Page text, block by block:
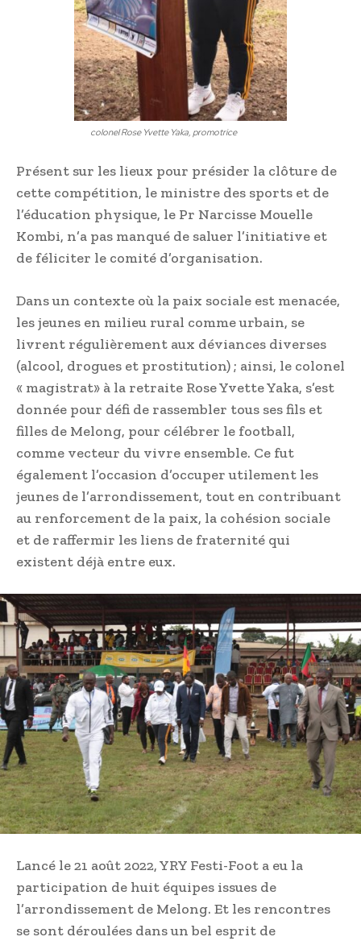
colonel Rose Yvette Yaka, promotrice
Présent sur les lieux pour présider la clôture de
cette compétition, le ministre des sports et de
l’éducation physique, le Pr Narcisse Mouelle
Kombi, n’a pas manqué de saluer l’initiative et
de féliciter le comité d’organisation.
Dans un contexte où la paix sociale est menacée,
les jeunes en milieu rural comme urbain, se
livrent régulièrement aux déviances diverses
(alcool, drogues et prostitution) ; ainsi, le colonel
« magistrat» à la retraite Rose Yvette Yaka, s’est
donnée pour défi de rassembler tous ses fils et
filles de Melong, pour célébrer le football,
comme vecteur du vivre ensemble. Ce fut
également l’occasion d’occuper utilement les
jeunes de l’arrondissement, tout en contribuant
au renforcement de la paix, la cohésion sociale
et de raffermir les liens de fraternité qui
existent déjà entre eux.
Lancé le 21 août 2022, YRY Festi-Foot a eu la
participation de huit équipes issues de
l’arrondissement de Melong. Et les rencontres
se sont déroulées dans un bel esprit de